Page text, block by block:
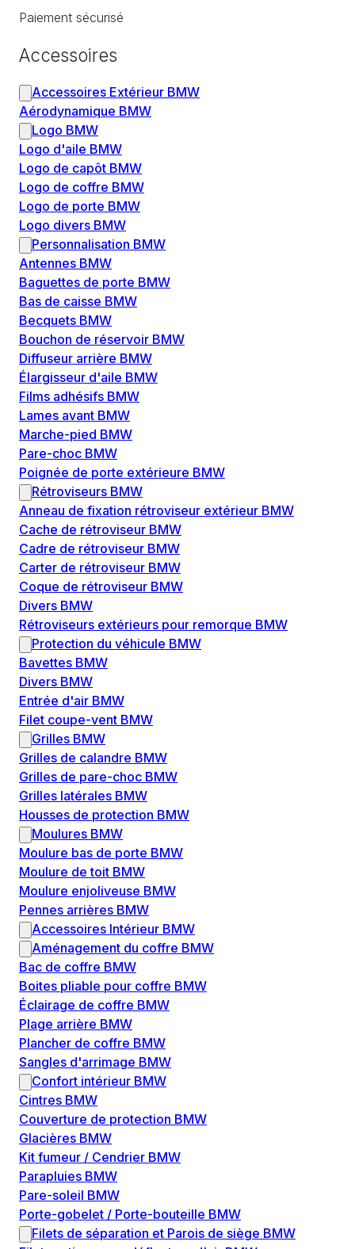
Paiement sécurisé
Accessoires
Accessoires Extérieur BMW
Aérodynamique BMW
Logo BMW
Logo d'aile BMW
Logo de capôt BMW
Logo de coffre BMW
Logo de porte BMW
Logo divers BMW
Personnalisation BMW
Antennes BMW
Baguettes de porte BMW
Bas de caisse BMW
Becquets BMW
Bouchon de réservoir BMW
Diffuseur arrière BMW
Élargisseur d'aile BMW
Films adhésifs BMW
Lames avant BMW
Marche-pied BMW
Pare-choc BMW
Poignée de porte extérieure BMW
Rétroviseurs BMW
Anneau de fixation rétroviseur extérieur BMW
Cache de rétroviseur BMW
Cadre de rétroviseur BMW
Carter de rétroviseur BMW
Coque de rétroviseur BMW
Divers BMW
Rétroviseurs extérieurs pour remorque BMW
Protection du véhicule BMW
Bavettes BMW
Divers BMW
Entrée d'air BMW
Filet coupe-vent BMW
Grilles BMW
Grilles de calandre BMW
Grilles de pare-choc BMW
Grilles latérales BMW
Housses de protection BMW
Moulures BMW
Moulure bas de porte BMW
Moulure de toit BMW
Moulure enjoliveuse BMW
Pennes arrières BMW
Accessoires Intérieur BMW
Aménagement du coffre BMW
Bac de coffre BMW
Boites pliable pour coffre BMW
Éclairage de coffre BMW
Plage arrière BMW
Plancher de coffre BMW
Sangles d'arrimage BMW
Confort intérieur BMW
Cintres BMW
Couverture de protection BMW
Glacières BMW
Kit fumeur / Cendrier BMW
Parapluies BMW
Pare-soleil BMW
Porte-gobelet / Porte-bouteille BMW
Filets de séparation et Parois de siège BMW